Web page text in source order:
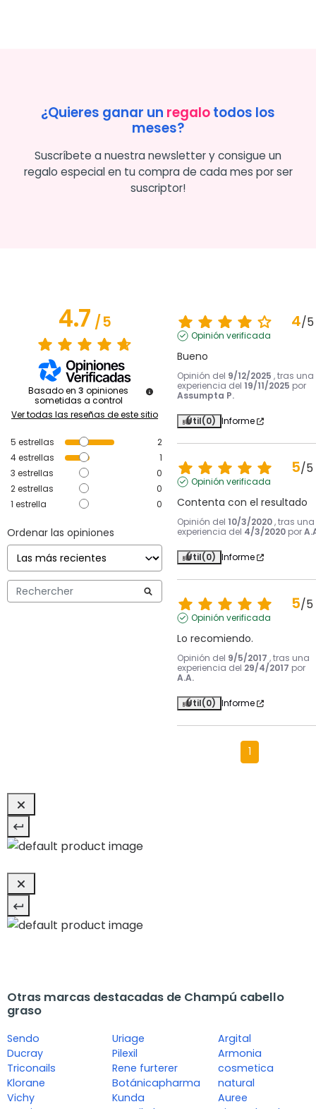
¿Quieres ganar un regalotodos los
meses?
Suscríbete a nuestra newsletter y consigue un
regalo especial en tu compra de cada mes por ser
suscriptor!
4.7/5
Basado en 3 opiniones
sometidas a control
Ver todas las reseñas de este sitio
5 estrellas
2
4estrellas
1
3 estrellas
0
2estrellas
0
1 estrella 0
Ordenar las opiniones
4/5
Opinión verificada
Bueno
Opinión del 9/12/2025 , tras una
experiencia del 19/11/2025 por
Assumpta P.
Útil(0) Informe
5/5
Opinión verificada
Contenta con el resultado
Opinión del 10/3/2020 , tras una
experiencia del 4/3/2020 por
Útil(0) Informe
5/5
Opinión verificada
Lo recomiendo.
Opinión del 9/5/2017 , tras una
experiencia del 29/4/2017 por
A.A.
Útil(0) Informe
1
Otras marcas destacadas de Champú cabello
graso
Sendo
Ducray
Triconails
Klorane
Vichy
Uriage
Pilexil
Rene furterer
Botánicapharma
Kunda
Argital
Armonia
cosmetica
natural
Auree